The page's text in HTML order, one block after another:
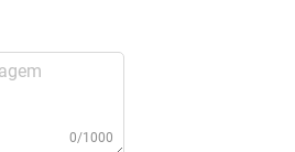
0/1000